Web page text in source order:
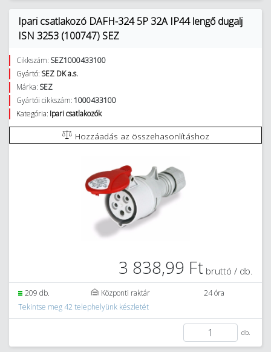
Ipari csatlakozó DAFH-324 5P 32A IP44 lengő dugalj
ISN 3253 (100747) SEZ
Cikkszám: SEZ1000433100
Gyártó: SEZ DK a.s.
Márka: SEZ
Gyártói cikkszám: 1000433100
Kategória: Ipari csatlakozók
Hozzáadás az összehasonlításhoz
3 838,99 Ft bruttó / db.
209 db. Központi raktár
24 óra
Tekintse meg 42 telephelyünk készletét
db.